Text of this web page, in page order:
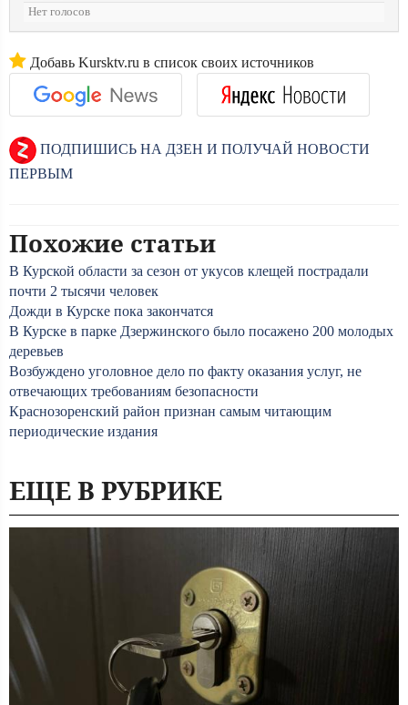
Нет голосов
Добавь Kursktv.ru в список своих источников
ПОДПИШИСЬ НА ДЗЕН И ПОЛУЧАЙ НОВОСТИ
ПЕРВЫМ
Похожие статьи
В Курской области за сезон от укусов клещей пострадали
почти 2 тысячи человек
Дожди в Курске пока закончатся
В Курске в парке Дзержинского было посажено 200 молодых
деревьев
Возбуждено уголовное дело по факту оказания услуг, не
отвечающих требованиям безопасности
Краснозоренский район признан самым читающим
периодические издания
ЕЩЕ В РУБРИКЕ